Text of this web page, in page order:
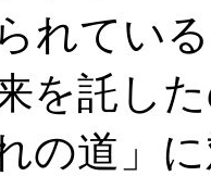
れてい
を託し
の道」